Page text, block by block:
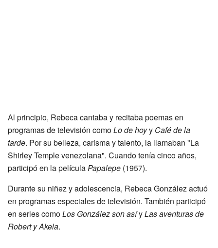
Al principio, Rebeca cantaba y recitaba poemas en
programas de televisión comoLo de hoyy Café de la
tarde. Por su belleza, carisma y talento, la llamaban "La
Shirley Temple venezolana". Cuando tenía cinco años,
participó en la películaPapalepe (1957).
Durante su niñez y adolescencia, Rebeca González actuó
en programas especiales de televisión. También participó
en series comoLos González son asíyLas aventuras de
Robert y Akela.